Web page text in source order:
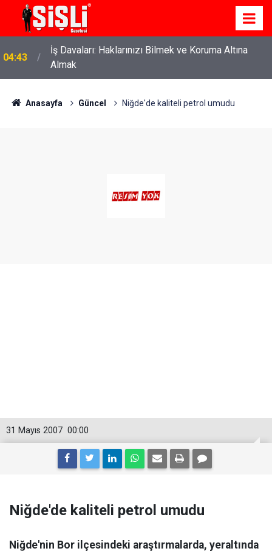
04:43
İş Davaları: Haklarınızı Bilmek ve Koruma Altına
Almak
Anasayfa Güncel Niğde'de kaliteli petrol umudu
00:00
31 Mayıs 2007
Niğde'de kaliteli petrol umudu
Niğde'nin Bor ilçesindeki araştırmalarda, yeraltında